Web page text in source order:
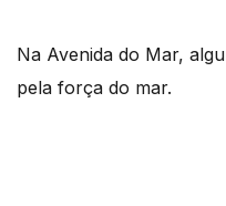
Na Avenida do Mar,
pela força do mar.